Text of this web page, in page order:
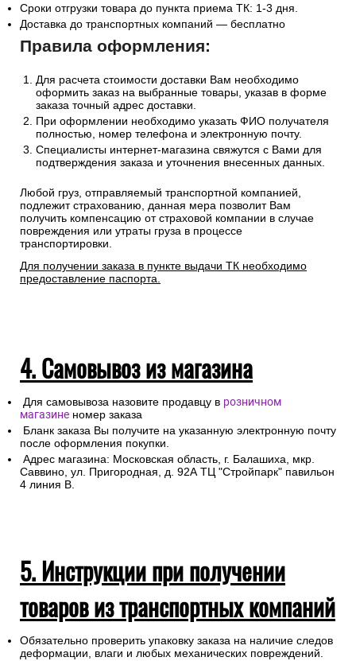
Сроки отгрузки товара до пункта приема ТК: 1-3 дня.
Доставка до транспортных компаний — бесплатно
Правила оформления:
Для расчета стоимости доставки Вам необходимо
оформить заказ на выбранные товары, указав в форме
заказа точный адрес доставки.
При оформлении необходимо указать ФИО получателя
полностью, номер телефона и электронную почту.
Специалисты интернет-магазина свяжутся с Вами для
подтверждения заказа и уточнения внесенных данных.
Любой груз, отправляемый транспортной компанией,
подлежит страхованию, данная мера позволит Вам
получить компенсацию от страховой компании в случае
повреждения или утраты груза в процессе
транспортировки.
Для получении заказа в пункте выдачи ТК необходимо
предоставление паспорта.
4. Самовывоз из магазина
Для самовывоза назовите продавцу в розничном
магазине номер заказа
Бланк заказа Вы получите на указанную электронную почту
после оформления покупки.
Адрес магазина: Московская область, г. Балашиха, мкр.
Саввино, ул. Пригородная, д. 92А ТЦ "Стройпарк" павильон
4 линия В.
5. Инструкции при получении
товаров из транспортных компаний
Обязательно проверить упаковку заказа на наличие следов
деформации, влаги и любых механических повреждений.